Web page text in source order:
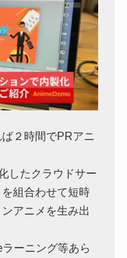
２時間でPRアニ
したクラウドサー
組合わせて短時
アニメを生み出
ーニング等あら